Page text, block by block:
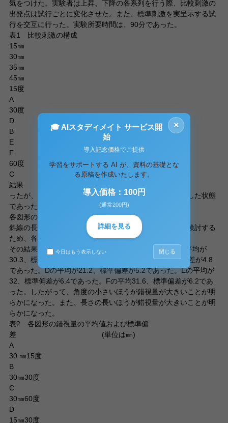
気をつけた。実験者は上昇、下降の各系列を行う際、比較刺激の
出発点は試行ごとに変化させた。また、標準刺激を実呈示する試
行を交互に行った。実験所要時間は、90分であった。
表1 比較刺激の構成
15㎜
30㎜
35㎜
45㎜
15度
A
30度
D
B
E
F
60度
C
結果
ったが、試行を重ねるにつれて緊張もほぐれリラックスした状態
であった。
各図形の錯視量の平均値および標準偏差
斜線の長さ・角度が錯視にどのように影響しているのか検討する
ため、各図形の平均値と標準偏差を算出した（表2）。
その結果Aの平均が33.6、標準偏差が6.5であった。Bの平均が
30.3、標準偏差が5.8であった。Cの平均が21.4、標準偏差が4.8
であった。Dの平均が21.2、標準偏差が5.2であった。Eの平均が
32、標準偏差が6.4であった。Fの平均31.6、標準偏差が6.2であ
った。したがって、角度の小さいほうが錯視量が大きいことが明
らかになった。また、長さの長いほうが錯視量が大きいことが明
らかになった。
表2 各図形の錯視量の平均値および標準偏
差 (単位は㎜)
A
30 ㎜15度
B
30㎜30度
C
30㎜60度
D
15㎜30度
×
🎓 AIスタディメイト サービス開
始
導入記念価格でご提供
学習をサポートする AI が、資料の基礎とな
る原稿を作成いたします。
導入価格：100円
(通常200円)
詳細を見る
今日はもう表示しない 閉じる